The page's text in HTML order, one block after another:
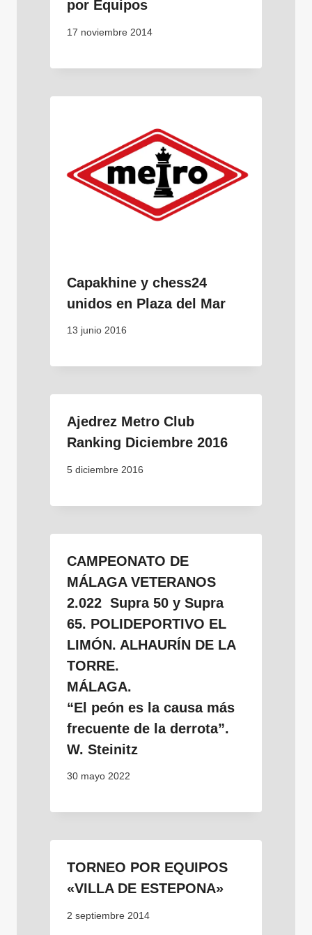
por Equipos
17 noviembre 2014
Capakhine y chess24
unidos en Plaza del Mar
13 junio 2016
Ajedrez Metro Club
Ranking Diciembre 2016
5 diciembre 2016
CAMPEONATO DE
MÁLAGA VETERANOS
2.022 Supra 50 y Supra
65. POLIDEPORTIVO EL
LIMÓN. ALHAURÍN DE LA
TORRE.
MÁLAGA.
“El peón es la causa más
frecuente de la derrota”.
W. Steinitz
30 mayo 2022
TORNEO POR EQUIPOS
«VILLA DE ESTEPONA»
2 septiembre 2014